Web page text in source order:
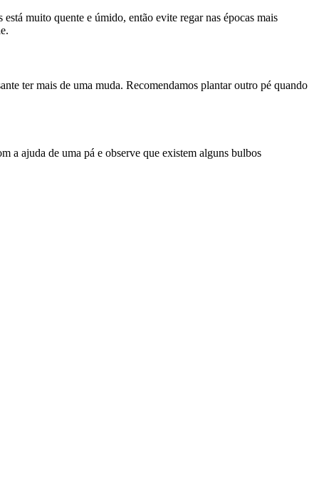
muito quente e úmido, então evite regar nas épocas mais
ter mais de uma muda. Recomendamos plantar outro pé quando
a ajuda de uma pá e observe que existem alguns bulbos